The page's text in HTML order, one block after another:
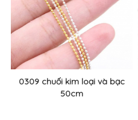
0309 chuối kim loại và bạc
50cm